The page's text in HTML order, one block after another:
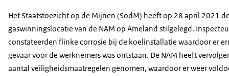
Het Staatstoezicht op de Mijnen (SodM) heeft op 28 april 2021
gaswinningslocatie van de NAM op Ameland stilgelegd.
constateerden flinke corrosie bij de koelinstallatie waardoor er
gevaar voor de werknemers was ontstaan. De NAM heeft
aantal veiligheidsmaatregelen genomen, waardoor er weer